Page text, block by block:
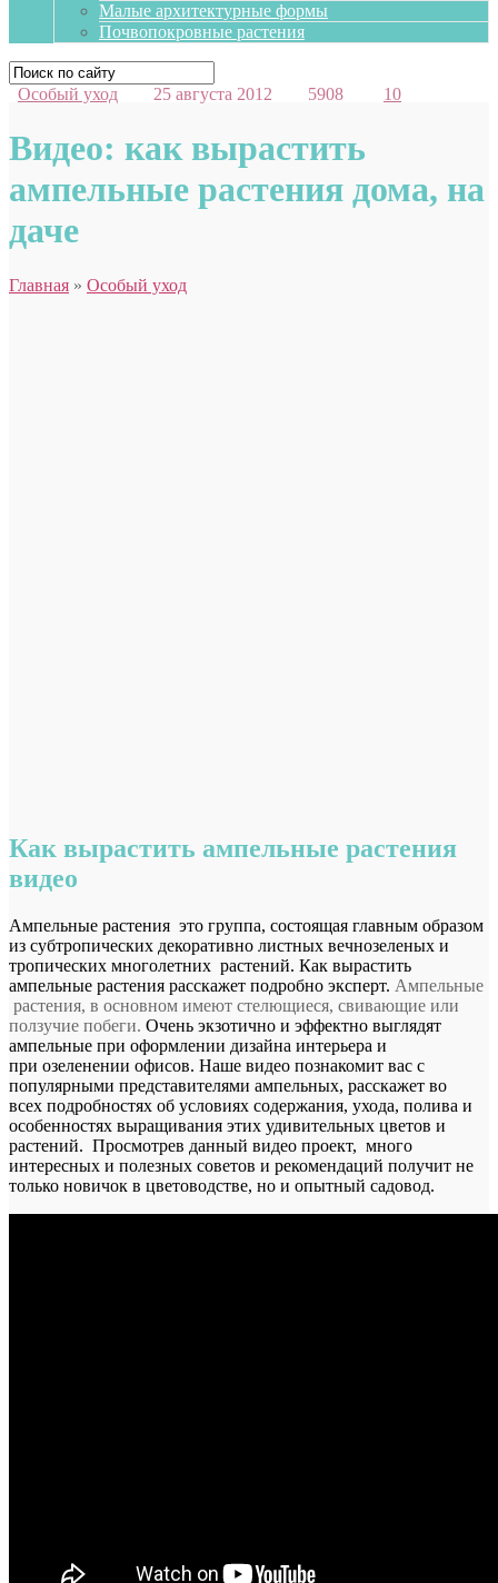
Малые архитектурные формы
Почвопокровные растения
Особый уход 25 августа 2012 5908 10
Видео: как вырастить
ампельные растения дома, на
даче
Главная » Особый уход
Как вырастить ампельные растения
видео
Ампельные растения это группа, состоящая главным образом
из субтропических декоративно листных вечнозеленых и
тропических многолетних растений. Как вырастить
ампельные растения расскажет подробно эксперт. Ампельные
растения, в основном имеют стелющиеся, свивающие или
ползучие побеги. Очень экзотично и эффектно выглядят
ампельные при оформлении дизайна интерьера и
при озеленении офисов. Наше видео познакомит вас с
популярными представителями ампельных, расскажет во
всех подробностях об условиях содержания, ухода, полива и
особенностях выращивания этих удивительных цветов и
растений. Просмотрев данный видео проект, много
интересных и полезных советов и рекомендаций получит не
только новичок в цветоводстве, но и опытный садовод.